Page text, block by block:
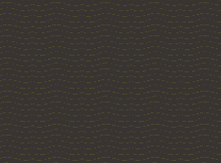
Allein mit seinem
Realität in eine
Grenzen zwischen
die Realität des
verlieren. Die
wenigen ist es
talentierter Hacker.
Lautloses Duellist
Jeffery Deaver.
Aktualität des
wird das Thema